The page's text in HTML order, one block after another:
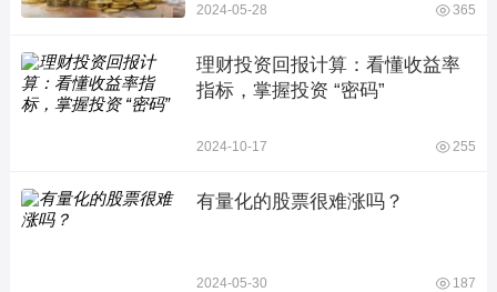
2024-05-28 365
理财投资回报计算：看懂收益率
指标，掌握投资 “密码”
2024-10-17 255
有量化的股票很难涨吗？
2024-05-30 187